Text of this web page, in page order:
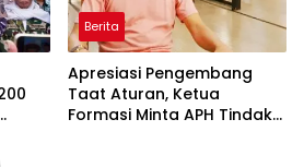
Berita
Apresiasi Pengembang
Taat Aturan, Ketua
Formasi Minta APH Tindak